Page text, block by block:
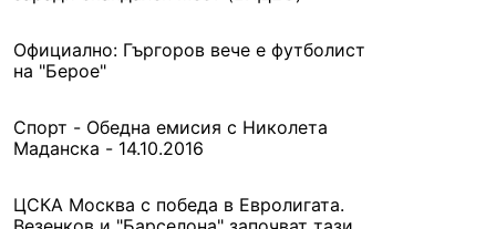
Официално: Гъргоров вече е футболист
на "Берое"
Спорт - Обедна емисия с Николета
Маданска - 14.10.2016
ЦСКА Москва с победа в Евролигата.